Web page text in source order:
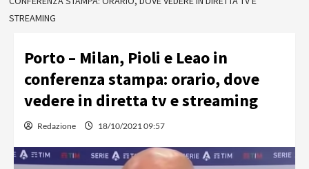
STREAMING
Porto – Milan, Pioli e Leao in
conferenza stampa: orario, dove
vedere in diretta tv e streaming
Redazione 18/10/2021 09:57